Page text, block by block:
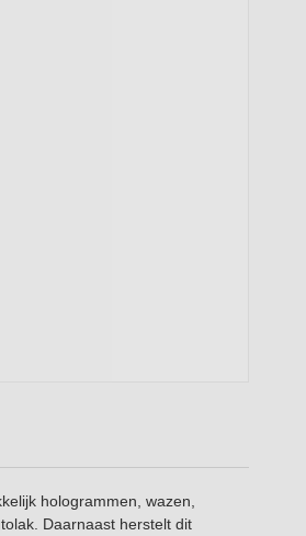
hologrammen, wazen,
Daarnaast herstelt dit